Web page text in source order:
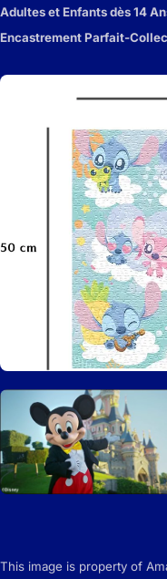
Adultes et Enfants dès 14
Encastrement Parfait-
This image is property of